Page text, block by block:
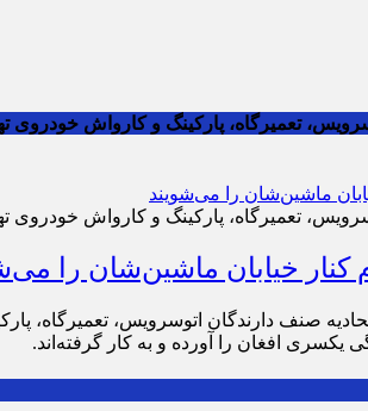
تعمیرگاه، پارکینگ و کارواش خودروی
تعمیرگاه، پارکینگ و کارواش خودروی
کنار خیابان ماشین‌شان را
صنف دارندگان اتوسرویس، تعمیرگاه،
یکسری افغان را آورده و به کار گرفته‌اند.